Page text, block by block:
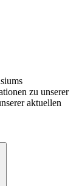
zu unserer
aktuellen